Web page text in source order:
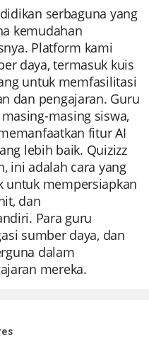
serbaguna yang
kemudahan
Platform kami
daya, termasuk kuis
untuk memfasilitasi
dan pengajaran. Guru
masing siswa,
fitur AI
lebih baik. Quizizz
ini adalah cara yang
untuk mempersiapkan
dan
Para guru
sumber daya, dan
dalam
mereka.